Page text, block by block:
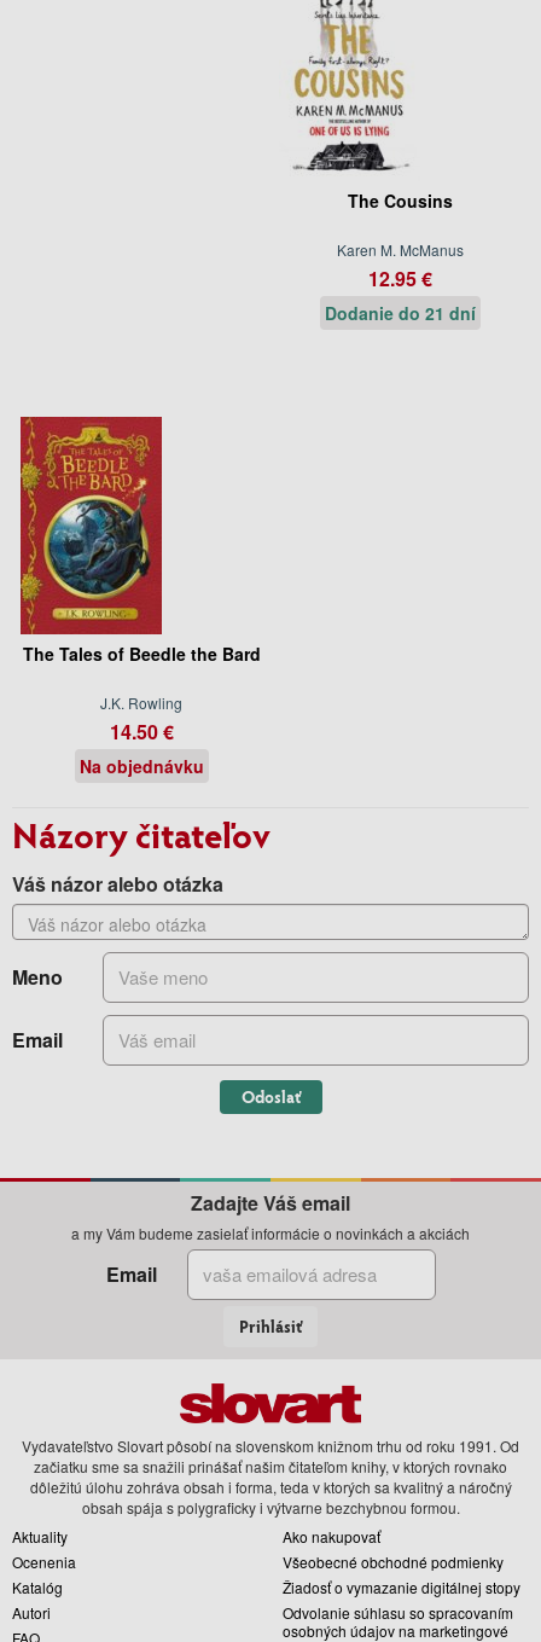
The Cousins
Karen M. McManus
12.95 €
Dodanie do 21 dní
The Tales of Beedle the Bard
J.K. Rowling
14.50 €
Na objednávku
Názory čitateľov
Váš názor alebo otázka
Meno
Email
Odoslať
Zadajte Váš email
a my Vám budeme zasielať informácie o novinkách a akciách
Email
Prihlásiť
Vydavateľstvo Slovart pôsobí na slovenskom knižnom trhu od roku 1991. Od
začiatku sme sa snažili prinášať našim čitateľom knihy, v ktorých rovnako
dôležitú úlohu zohráva obsah i forma, teda v ktorých sa kvalitný a náročný
obsah spája s polygraficky i výtvarne bezchybnou formou.
Aktuality
Ocenenia
Katalóg
Autori
FAQ
Ako nakupovať
Všeobecné obchodné podmienky
Žiadosť o vymazanie digitálnej stopy
Odvolanie súhlasu so spracovaním
osobných údajov na marketingové